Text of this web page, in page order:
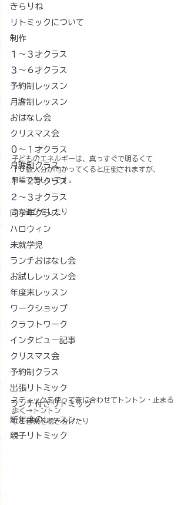
きらりね
リトミックについて
制作
１〜３才クラス
３〜６才クラス
予約制レッスン
月謝制レッスン
おはなし会
クリスマス会
０～１才クラス
月謝制クラス
１～２才クラス
２～３才クラス
同学年クラス
ハロウィン
未就学児
ランチおはなし会
お試しレッスン会
年度末レッスン
ワークショップ
クラフトワーク
インタビュー記事
クリスマス会
予約制クラス
出張リトミック
ランチ付きリトミック
新年度のレッスン
親子リトミック
子どものエネルギーは、真っすぐで明るくて
１０数人分が向かってくると圧倒されますが、
無垢で美しいです。
うた遊びをしたり
スティックを使って音に合わせてトントン・止まる
歩く→トントン
など音楽を聴き分けたり